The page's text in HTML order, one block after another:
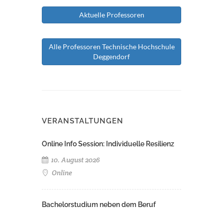
Aktuelle Professoren
Alle Professoren Technische Hochschule
Deggendorf
VERANSTALTUNGEN
Online Info Session: Individuelle Resilienz
10. August 2026
Online
Bachelorstudium neben dem Beruf